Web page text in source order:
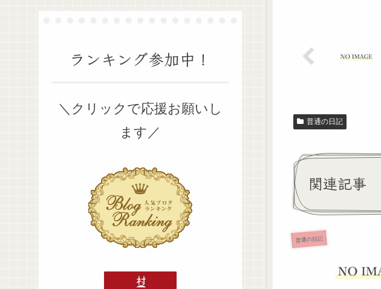
普通の日記
関連記事
普通の日記
ランキング参加中！
＼クリックで応援お願いし
ます／